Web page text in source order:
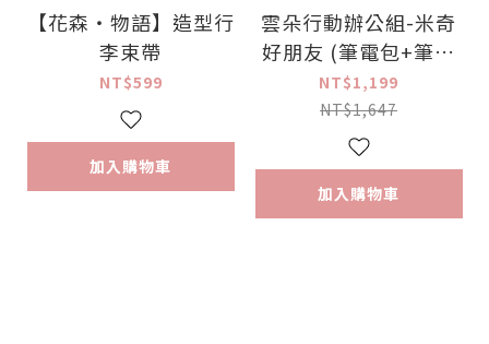
【花森・物語】造型行
李束帶
NT$599
加入購物車
雲朵行動辦公組-米奇
好朋友 (筆電包+筆電
平板支架）贈三合一鼠
墊 【正版授權】
NT$1,199
NT$1,647
加入購物車